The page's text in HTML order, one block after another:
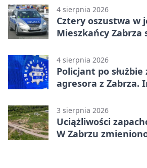
4 sierpnia 2026
Cztery oszustwa w
Mieszkańcy Zabrza
4 sierpnia 2026
Policjant po służbie
agresora z Zabrza.
3 sierpnia 2026
Uciążliwości
W Zabrzu